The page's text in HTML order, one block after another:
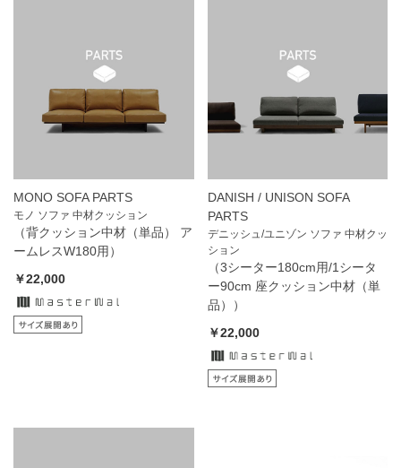
MONO SOFA PARTS
モノ ソファ 中材クッション
（背クッション中材（単品） ア
ームレスW180用）
￥22,000
DANISH / UNISON SOFA
PARTS
デニッシュ/ユニゾン ソファ 中材クッ
ション
（3シーター180cm用/1シータ
ー90cm 座クッション中材（単
品））
￥22,000